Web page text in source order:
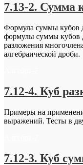
7.13-2. Сумма
Формула суммы кубов
формулы суммы кубов
разложения
алгебраической дроби.
7.12-4. Куб
Примеры на
выражений. Тесты в
7.12-3. Куб